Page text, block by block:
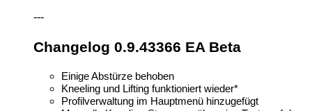
---
Changelog 0.9.43366 EA Beta
Einige Abstürze behoben
Kneeling und Lifting funktioniert wieder*
Profilverwaltung im Hauptmenü hinzugefügt